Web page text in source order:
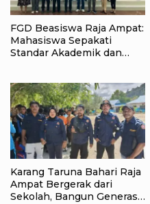
FGD Beasiswa Raja Ampat:
Mahasiswa Sepakati
Standar Akademik dan
Karang Taruna Bahari Raja
Ampat Bergerak dari
Sekolah, Bangun Generasi